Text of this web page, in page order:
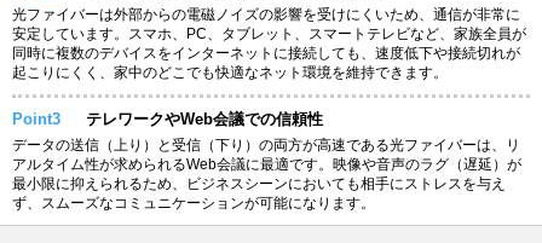
光ファイバーは外部からの電磁ノイズの影響を受けにくいため、通信が非常に
安定しています。スマホ、PC、タブレット、スマートテレビなど、家族全員が
同時に複数のデバイスをインターネットに接続しても、速度低下や接続切れが
起こりにくく、家中のどこでも快適なネット環境を維持できます。
Point3 テレワークやWeb会議での信頼性
データの送信（上り）と受信（下り）の両方が高速である光ファイバーは、リ
アルタイム性が求められるWeb会議に最適です。映像や音声のラグ（遅延）が
最小限に抑えられるため、ビジネスシーンにおいても相手にストレスを与え
ず、スムーズなコミュニケーションが可能になります。